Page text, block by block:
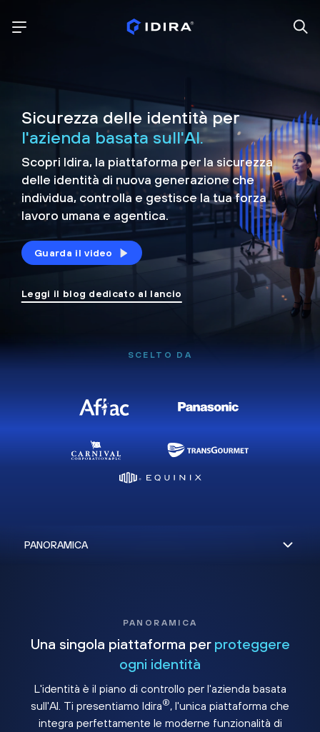
Sicurezza delle identità per
l'azienda basata sull'AI.
Scopri Idira, la piattaforma per la sicurezza
delle identità di nuova generazione che
individua, controlla e gestisce la tua forza
lavoro umana e agentica.
Guarda il video
Leggi il blog dedicato al lancio
SCELTO DA
PANORAMICA
Una singola piattaforma per proteggere
ogni identità
L'identità è il piano di controllo per l'azienda basata
sull'AI. Ti presentiamo Idira®, l'unica piattaforma che
integra perfettamente le moderne funzionalità di